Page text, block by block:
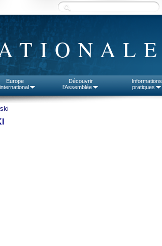
Europe
Découvrir
l'Assemblée
Informations
pratiques